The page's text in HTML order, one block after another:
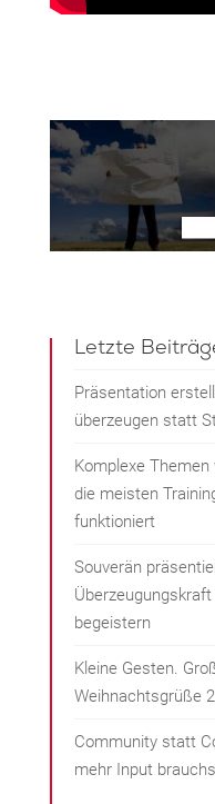
Letzte
Präsentation
überzeugen statt
Komplexe
die meisten
funktioniert
Souverän
begeistern
Kleine Gesten.
Weihnachtsgrüße
Community statt
mehr Input